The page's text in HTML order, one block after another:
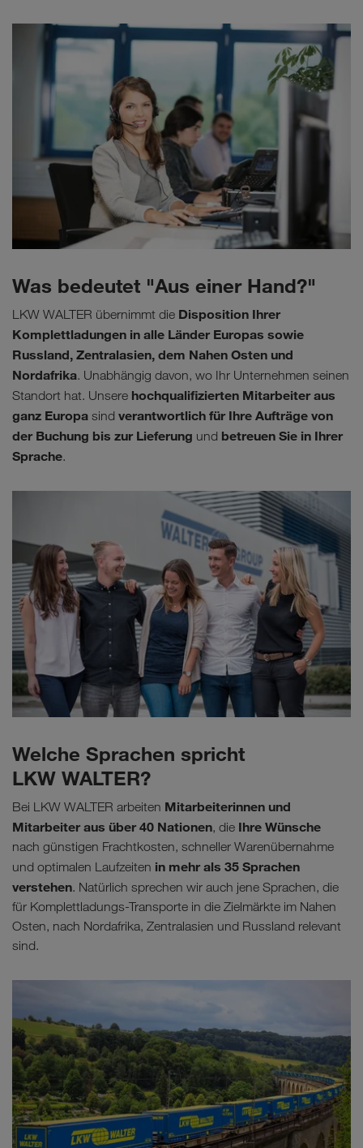
Was bedeutet "Aus einer Hand?"
LKW WALTER übernimmt die Disposition Ihrer
Komplettladungen in alle Länder Europas sowie
Russland, Zentralasien, dem Nahen Osten und
Nordafrika. Unabhängig davon, wo Ihr Unternehmen seinen
Standort hat. Unsere hochqualifizierten Mitarbeiter aus
ganz Europa sind verantwortlich für Ihre Aufträge von
der Buchung bis zur Lieferung und betreuen Sie in Ihrer
Sprache.
Welche Sprachen spricht
LKW WALTER?
Bei LKW WALTER arbeiten Mitarbeiterinnen und
Mitarbeiter aus über 40 Nationen, die Ihre Wünsche
nach günstigen Frachtkosten, schneller Warenübernahme
und optimalen Laufzeiten in mehr als 35 Sprachen
verstehen. Natürlich sprechen wir auch jene Sprachen, die
für Komplettladungs-Transporte in die Zielmärkte im Nahen
Osten, nach Nordafrika, Zentralasien und Russland relevant
sind.